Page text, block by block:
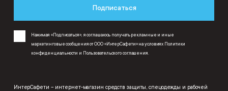
Подписаться
Нажимая «Подписаться», я соглашаюсь получать рекламные и иные
маркетинговые сообщения от ООО «ИнтерСафети» на условиях Политики
конфиденциальности и Пользовательского соглашения
ИнтерСафети – интернет-магазин средств защиты, спецодежды и рабочей